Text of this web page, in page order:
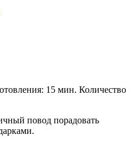
15 мин. Количество
повод порадовать